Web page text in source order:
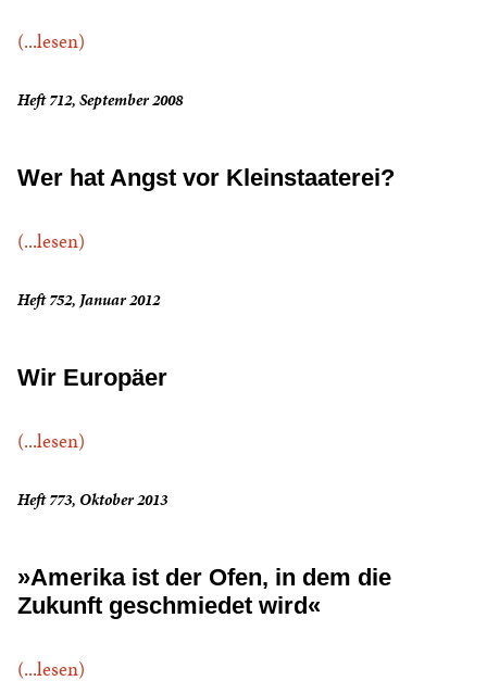
(...lesen)
Heft 712, September 2008
Wer hat Angst vor Kleinstaaterei?
(...lesen)
Heft 752, Januar 2012
Wir Europäer
(...lesen)
Heft 773, Oktober 2013
»Amerika ist der Ofen, in dem die
Zukunft geschmiedet wird«
(...lesen)